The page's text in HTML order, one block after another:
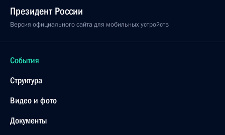
Президент России
Версия официального сайта для мобильных устройств
События
Структура
Видео и фото
Документы